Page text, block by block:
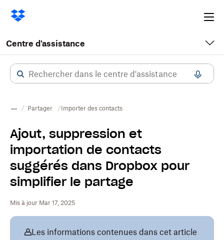
Centre d'assistance
Partager Importer des contacts
Ajout, suppression et
importation de contacts
suggérés dans Dropbox pour
simplifier le partage
Mis à jour Mar 17, 2025
Les informations contenues dans cet article